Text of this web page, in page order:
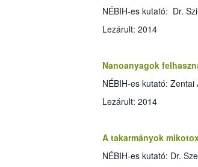
NÉBIH-es kutató: Dr.
Lezárult: 2014
Nanoanyagok
NÉBIH-es kutató:
Lezárult: 2014
A takarmányok
NÉBIH-es kutató: Dr.